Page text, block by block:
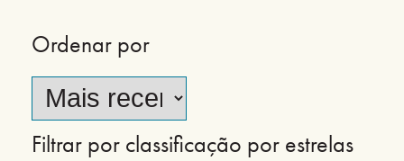
Ordenar por
Filtrar por classificação por estrelas